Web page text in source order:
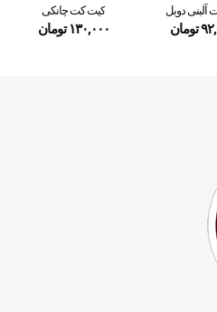
آلبنی دوبل
تومان
کیت کت چانکی
۱۳۰,۰۰۰ تومان